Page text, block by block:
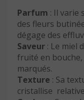
Parfum : Il varie
des fleurs
dégage des
Saveur : Le miel
fruité en
marqués.
Texture : Sa
cristallise